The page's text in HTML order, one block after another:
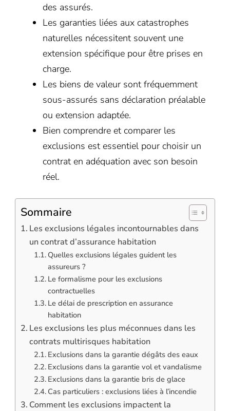
des assurés.
Les garanties liées aux catastrophes
naturelles nécessitent souvent une
extension spécifique pour être prises en
charge.
Les biens de valeur sont fréquemment
sous-assurés sans déclaration préalable
ou extension adaptée.
Bien comprendre et comparer les
exclusions est essentiel pour choisir un
contrat en adéquation avec son besoin
réel.
Sommaire
Les exclusions légales incontournables dans
un contrat d’assurance habitation
Quelles exclusions légales guident les
assureurs ?
Le formalisme pour les exclusions
contractuelles
Le délai de prescription en assurance
habitation
Les exclusions les plus méconnues dans les
contrats multirisques habitation
Exclusions dans la garantie dégâts des eaux
Exclusions dans la garantie vol et vandalisme
Exclusions dans la garantie bris de glace
Cas particuliers : exclusions liées à l’incendie
Comment les exclusions impactent la